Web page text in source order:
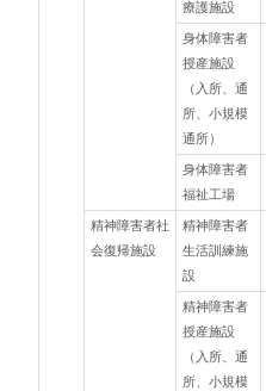
療護施設
身体障害者
授産施設
（入所、通
所、小規模
通所）
身体障害者
福祉工場
精神障害者社
会復帰施設
精神障害者
生活訓練施
設
精神障害者
授産施設
（入所、通
所、小規模